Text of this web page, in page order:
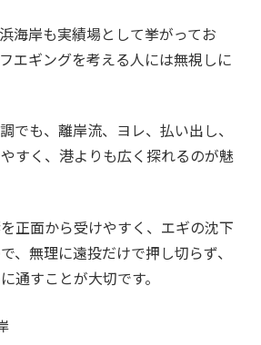
海岸も実績場として挙がってお
エギングを考える人には無視しに
でも、離岸流、ヨレ、払い出し、
すく、港よりも広く探れるのが魅
正面から受けやすく、エギの沈下
、無理に遠投だけで押し切らず、
通すことが大切です。